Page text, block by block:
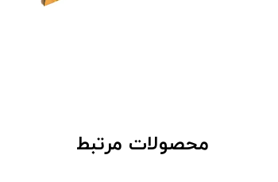
محصولات مرتبط